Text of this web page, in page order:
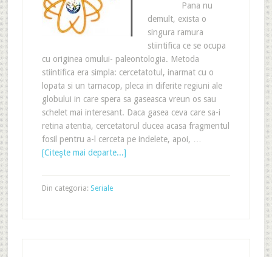
Pana nu
demult, exista o
singura ramura
stiintifica ce se ocupa
cu originea omului- paleontologia. Metoda
stiintifica era simpla: cercetatotul, inarmat cu o
lopata si un tarnacop, pleca in diferite regiuni ale
globului in care spera sa gaseasca vreun os sau
schelet mai interesant. Daca gasea ceva care sa-i
retina atentia, cercetatorul ducea acasa fragmentul
fosil pentru a-l cerceta pe indelete, apoi, …
[Citeşte mai departe...]
Din categoria: Seriale